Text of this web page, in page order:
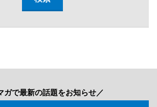
ガで最新の話題をお知らせ／